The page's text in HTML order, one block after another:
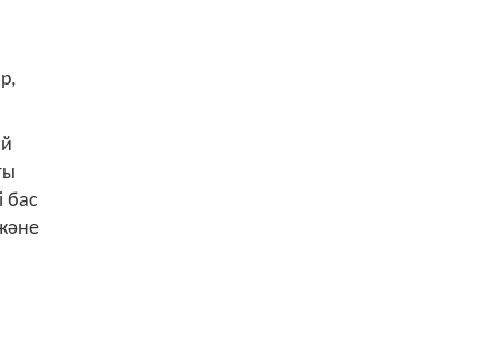
бас